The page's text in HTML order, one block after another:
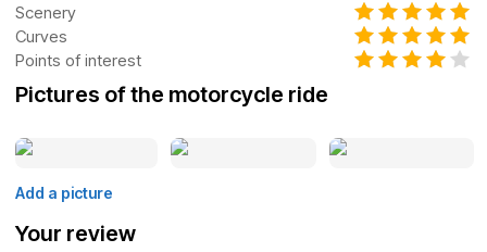
Scenery
Curves
Points of interest
Pictures of the motorcycle ride
Add a picture
Your review